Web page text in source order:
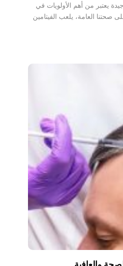
يعتبر من أهم الأولويات في
صحتنا العامة، يلعب الفيتامين